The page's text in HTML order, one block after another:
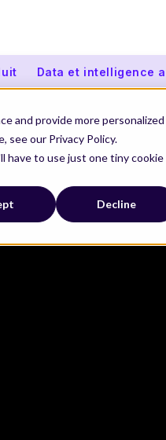
and provide more personalized
see our Privacy Policy.
have to use just one tiny cookie
Decline
Data et intelligence